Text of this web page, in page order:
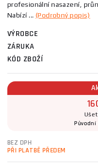
profesionální nasazení,
Nabízí ... (Podrobný popis)
VÝROBCE
ZÁRUKA
KÓD ZBOŽÍ
BEZ DPH
PŘI PLATBĚ PŘEDEM